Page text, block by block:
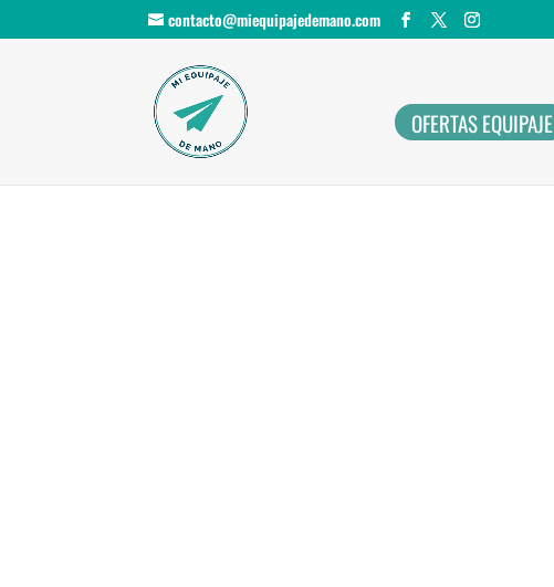
contacto@miequipajedemano.com
OFERTAS EQUIPAJE